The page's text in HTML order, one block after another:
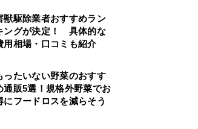
獣駆除業者おすすめラン
ングが決定！ 具体的な
用相場・口コミも紹介
ったいない野菜のおすす
通販5選！規格外野菜でお
にフードロスを減らそう